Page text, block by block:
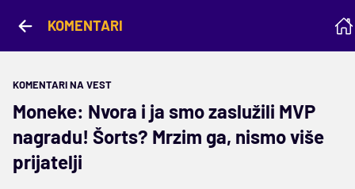
KOMENTARI
KOMENTARI NA VEST
Moneke: Nvora i ja smo zaslužili MVP
nagradu! Šorts? Mrzim ga, nismo više
prijatelji